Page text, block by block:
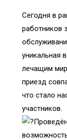
Сегодня в
работников
уникальная
лечащим
приезд
что стало
участников.